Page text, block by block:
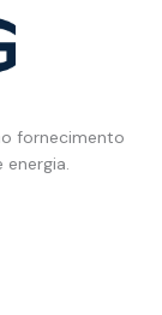
fornecimento